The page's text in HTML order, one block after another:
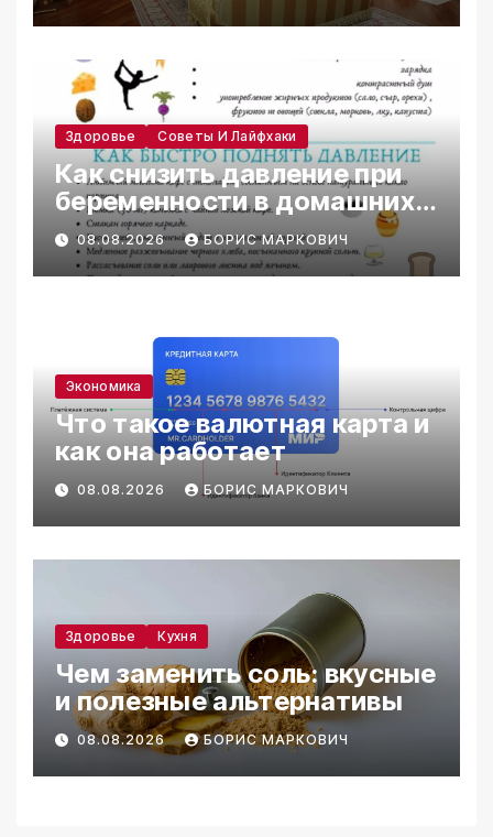
Здоровье Советы И Лайфхаки
Как снизить давление при
беременности в домашних
условиях
08.08.2026 БОРИС МАРКОВИЧ
Экономика
Что такое валютная карта и
как она работает
08.08.2026 БОРИС МАРКОВИЧ
Здоровье Кухня
Чем заменить соль: вкусные
и полезные альтернативы
08.08.2026 БОРИС МАРКОВИЧ